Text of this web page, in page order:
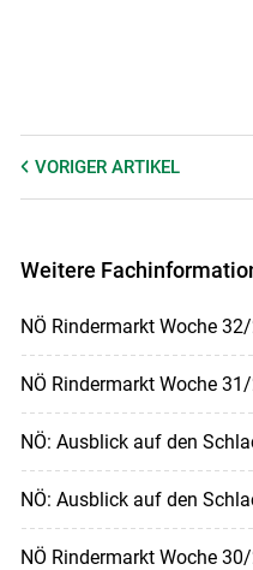
VORIGER ARTIKEL
Weitere
NÖ Rindermarkt Woche
NÖ Rindermarkt Woche
NÖ: Ausblick auf den
NÖ: Ausblick auf den
NÖ Rindermarkt Woche